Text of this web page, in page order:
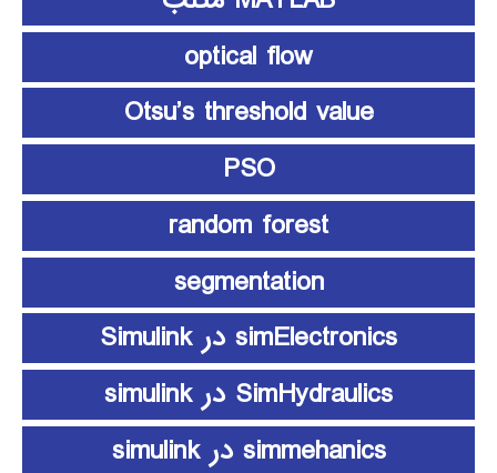
optical flow
Otsu’s threshold value
PSO
random forest
segmentation
simElectronics در Simulink
SimHydraulics در simulink
simmehanics در simulink